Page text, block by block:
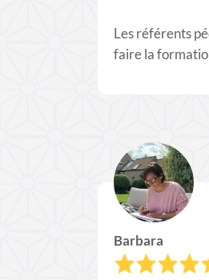
Les référents
faire la
Barbara